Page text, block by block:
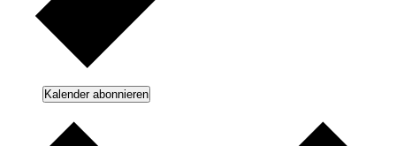
Kalender abonnieren